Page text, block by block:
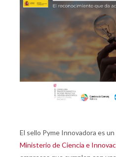
El sello Pyme Innovadora es
Ministerio de Ciencia e